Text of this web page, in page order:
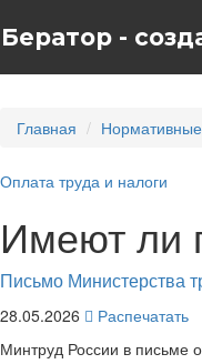
Бератор -
Главная
Оплата труда и налоги
Имеют ли
Письмо Министерства
28.05.2026
Распечатать
Минтруд России в письме